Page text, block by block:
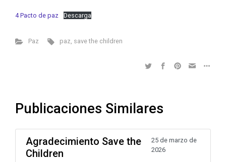
4 Pacto de paz Descarga
Paz paz, save the children
Publicaciones Similares
Agradecimiento Save the
Children
25 de marzo de
2026